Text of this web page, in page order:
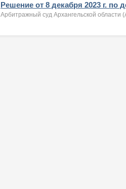
Решение от 8 декабря 2023 г. по
Арбитражный суд Архангельской области